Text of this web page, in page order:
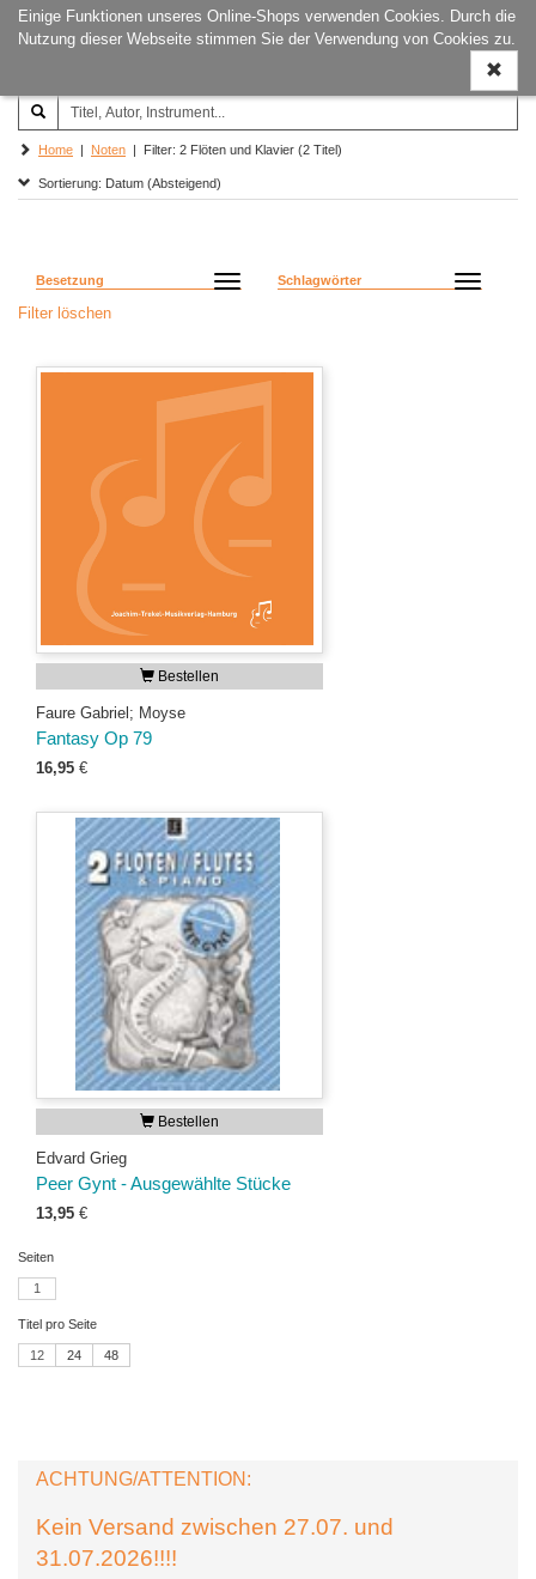
Einige Funktionen unseres Online-Shops verwenden Cookies. Durch die
Nutzung dieser Webseite stimmen Sie der Verwendung von Cookies zu.
ein-/
Joachim‐Trekel‐Musikverlag,
Hamburg
Home | Noten | Filter: 2 Flöten und Klavier (2 Titel)
Sortierung: Datum (Absteigend)
Besetzung Schlagwörter
Filter löschen
Bestellen
Faure Gabriel; Moyse
Fantasy Op 79
16,95 €
Bestellen
Edvard Grieg
Peer Gynt - Ausgewählte Stücke
13,95 €
Seiten
1
Titel pro Seite
12 24 48
ACHTUNG/ATTENTION:
Kein Versand zwischen 27.07. und
31.07.2026!!!!